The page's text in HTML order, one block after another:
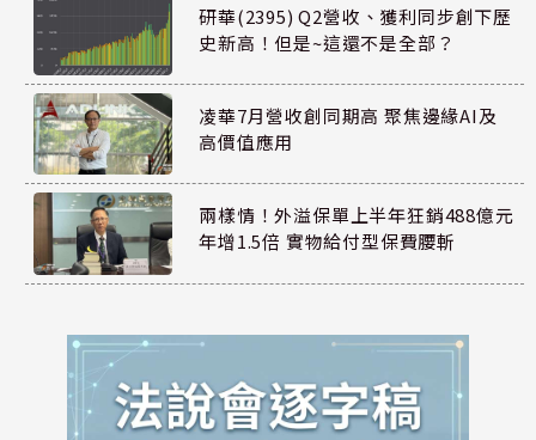
研華(2395) Q2營收、獲利同步創下歷
史新高！但是~這還不是全部？
凌華7月營收創同期高 聚焦邊緣AI及
高價值應用
兩樣情！外溢保單上半年狂銷488億元
年增1.5倍 實物給付型保費腰斬